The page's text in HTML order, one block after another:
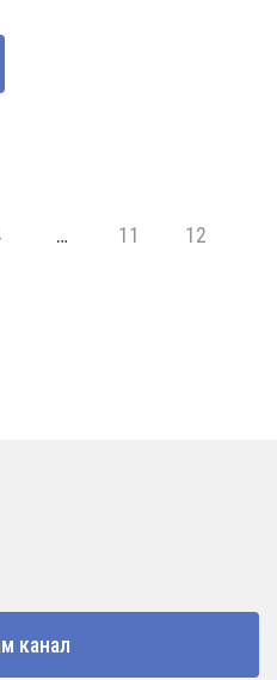
… 11 12
канал